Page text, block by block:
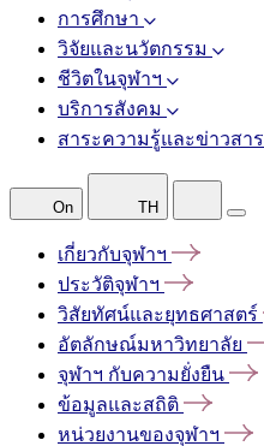
การศึกษา
วิจัยและนวัตกรรม
ชีวิตในจุฬาฯ
บริการสังคม
สาระความรู้และข่าวสาร
On TH
เกี่ยวกับจุฬาฯ
ประวัติจุฬาฯ
วิสัยทัศน์และยุทธศาสตร์
อัตลักษณ์มหาวิทยาลัย
จุฬาฯ กับความยั่งยืน
ข้อมูลและสถิติ
หน่วยงานของจุฬาฯ